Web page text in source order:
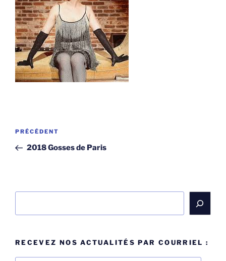
Navigation
l’article
Article
précédent
PRÉCÉDENT
2018 Gosses de Paris
RECEVEZ NOS ACTUALITÉS PAR COURRIEL :